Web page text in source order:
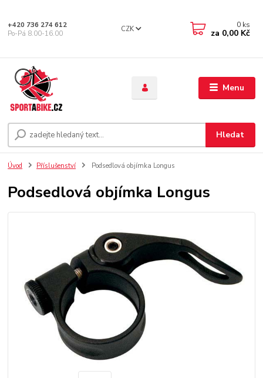
Menu
CZK
Hledat
+420 736 274 612
Po-Pá 8.00-16.00
0 ks
za 0,00 Kč
Úvod Příslušenství Podsedlová objímka Longus
Podsedlová objímka Longus